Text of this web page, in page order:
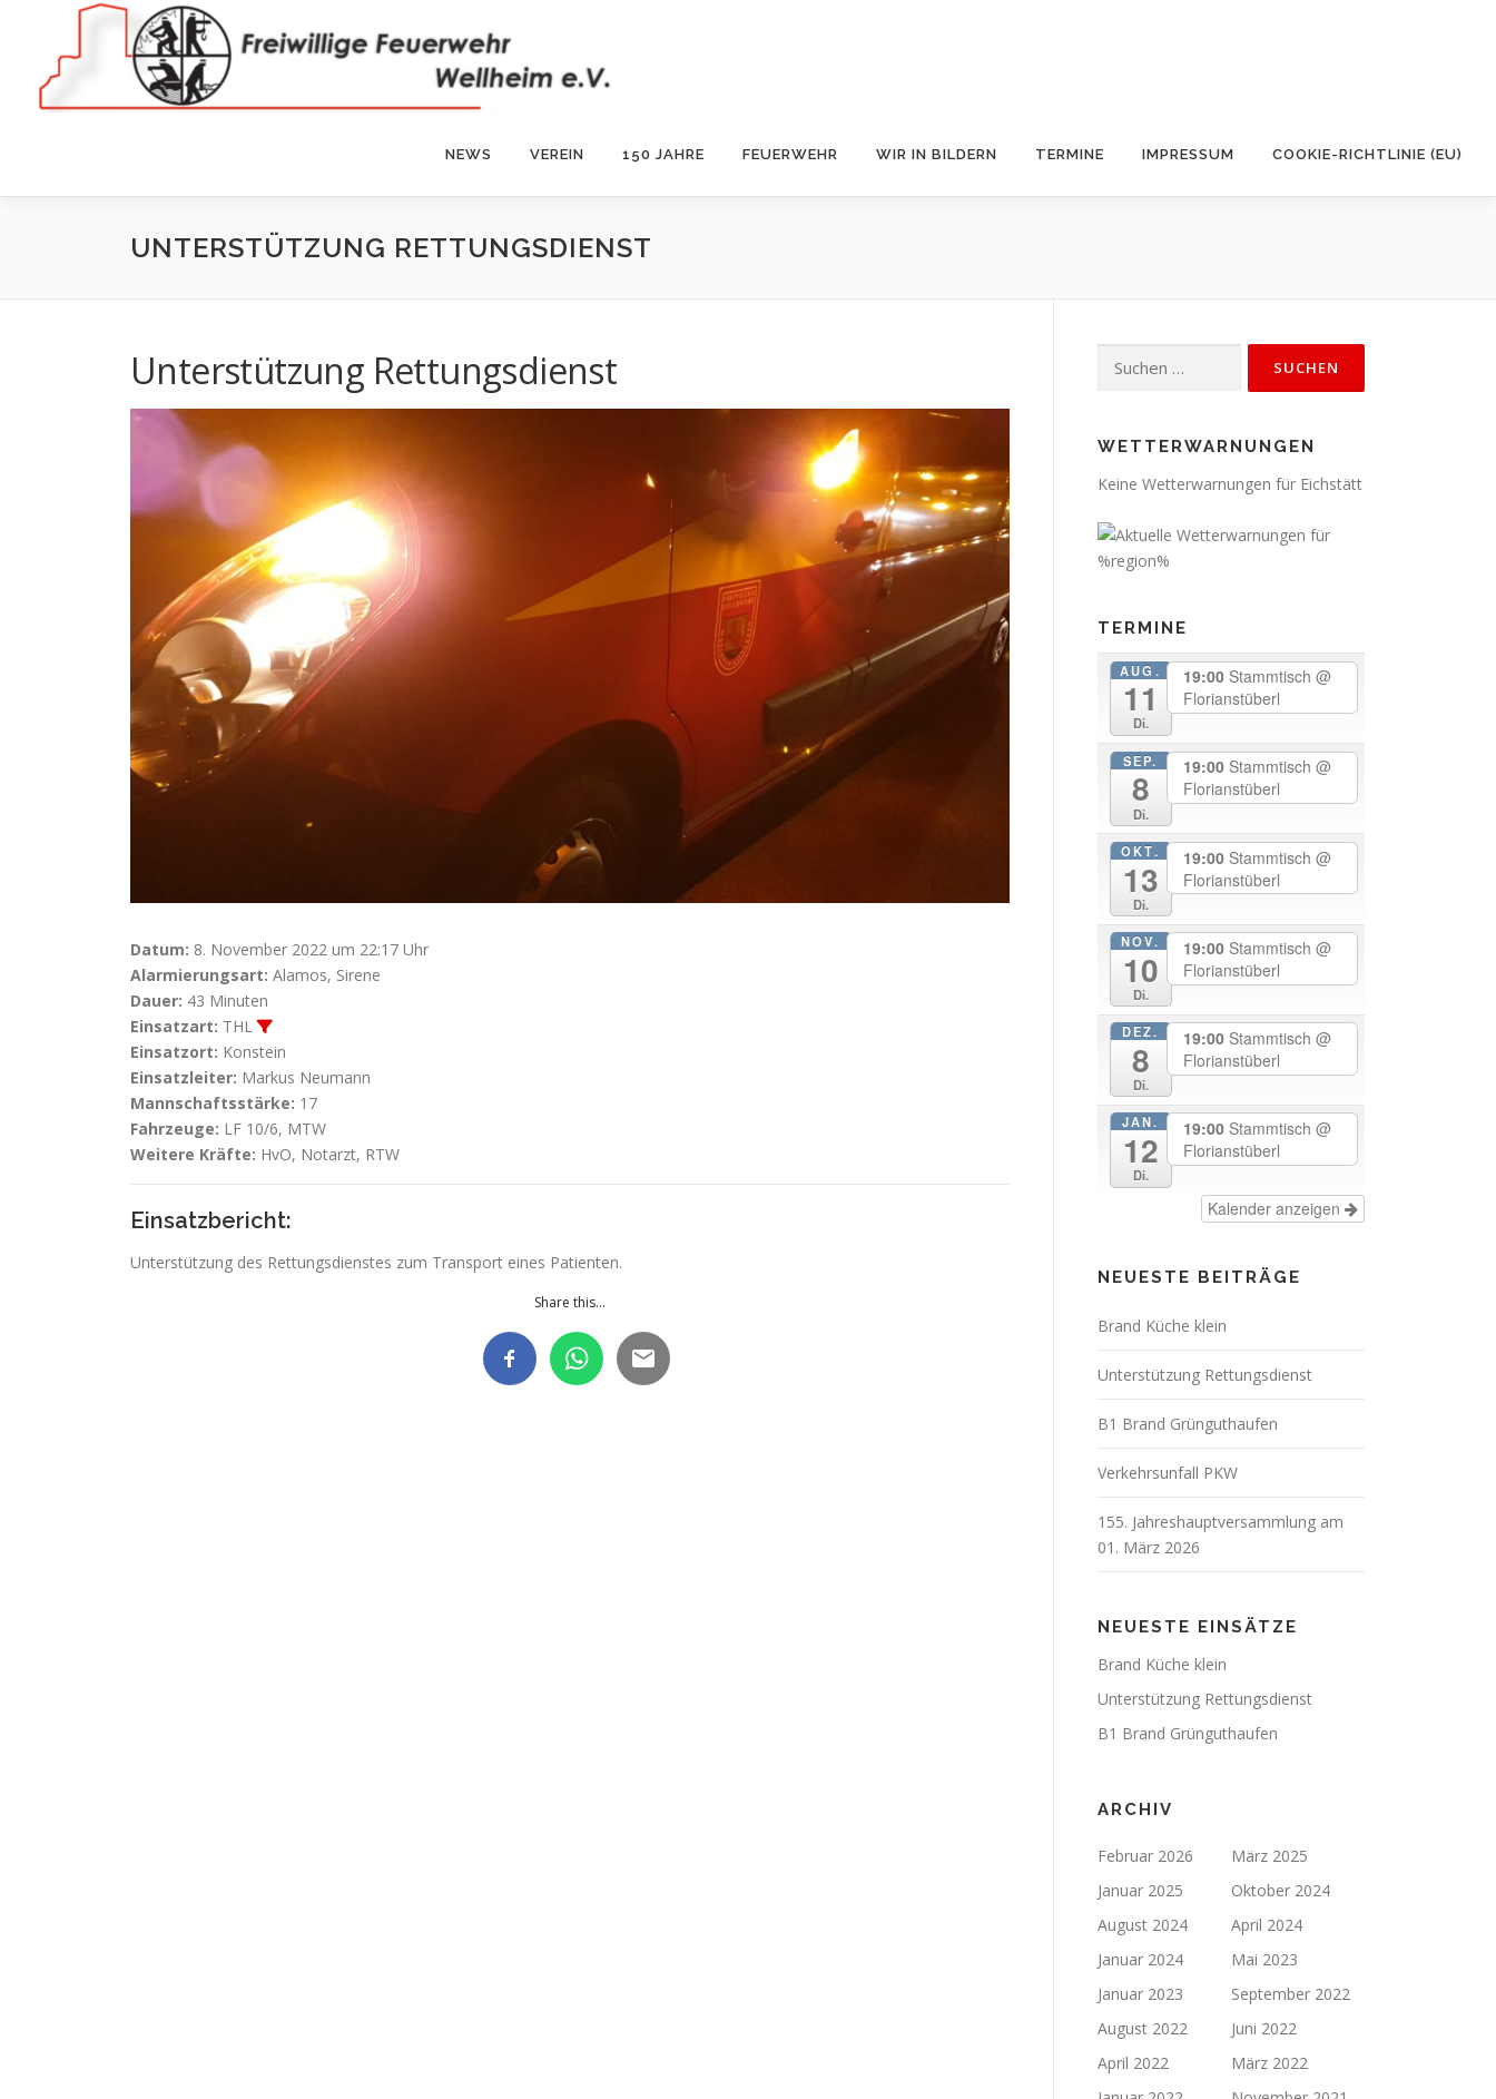
springen
NEWS VEREIN 150 JAHRE FEUERWEHR WIR IN BILDERN TERMINE IMPRESSUM COOKIE-RICHTLINIE (EU)
UNTERSTÜTZUNG RETTUNGSDIENST
Unterstützung Rettungsdienst
Datum: 8. November 2022 um 22:17 Uhr
Alarmierungsart: Alamos, Sirene
Dauer: 43 Minuten
Einsatzart: THL
Einsatzort: Konstein
Einsatzleiter: Markus Neumann
Mannschaftsstärke: 17
Fahrzeuge: LF 10/6, MTW
Weitere Kräfte: HvO, Notarzt, RTW
Einsatzbericht:
Unterstützung des Rettungsdienstes zum Transport eines Patienten.
Share this...
nach:
WETTERWARNUNGEN
Keine Wetterwarnungen für Eichstätt
TERMINE
AUG.
11
Di.
19:00 Stammtisch @
Florianstüberl
SEP.
8
Di.
19:00 Stammtisch @
Florianstüberl
OKT.
13
Di.
19:00 Stammtisch @
Florianstüberl
NOV.
10
Di.
19:00 Stammtisch @
Florianstüberl
DEZ.
8
Di.
19:00 Stammtisch @
Florianstüberl
JAN.
12
Di.
19:00 Stammtisch @
Florianstüberl
Kalender anzeigen
NEUESTE BEITRÄGE
Brand Küche klein
Unterstützung Rettungsdienst
B1 Brand Grünguthaufen
Verkehrsunfall PKW
155. Jahreshauptversammlung am
01. März 2026
NEUESTE EINSÄTZE
Brand Küche klein
Unterstützung Rettungsdienst
B1 Brand Grünguthaufen
ARCHIV
Februar 2026
März 2025
Januar 2025
Oktober 2024
August 2024
April 2024
Januar 2024
Mai 2023
Januar 2023
September 2022
August 2022
Juni 2022
April 2022
März 2022